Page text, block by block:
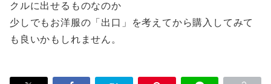
クルに出せるものなのか
少しでもお洋服の「出口」を考えてから購入してみて
も良いかもしれません。